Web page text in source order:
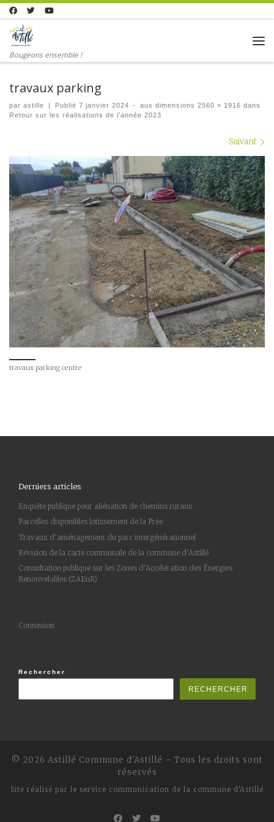
Skip to content
Bougeons ensemble !
travaux parking
par astille | Publié 7 janvier 2024 - aux dimensions 2560 × 1916 dans
Retour sur les réalisations de l’année 2023
Suivant
travaux parking centre
Derniers articles
Enquête publique pour aliénation de chemins ruraux
Parcelles disponibles lotissement de la Prée
Travaux d’aménagement du parc intergénérationnel
Révision de la carte communale de la commune d’Astillé
Consultation publique sur les Zones d’Accélération des Énergies
Renouvelables (ZAEnR)
Connexion
Rechercher
RECHERCHER
© 2026 Astillé Commune d'Astillé – Tous les droits sont
réservés
Site réalisé par le service communication de la commune d'Astillé